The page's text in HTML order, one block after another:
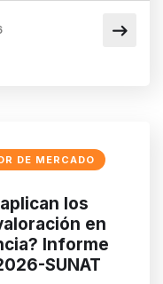
DE MERCADO
los
en
Informe
SUNAT